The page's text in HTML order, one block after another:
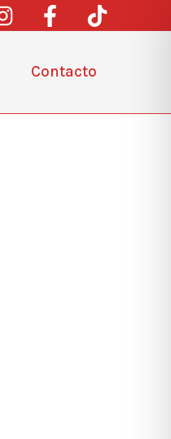
Contacto